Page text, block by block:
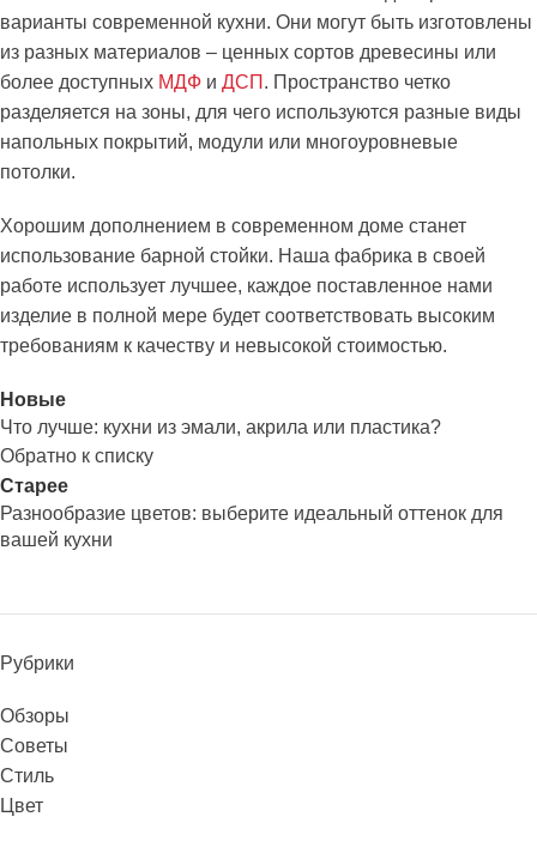
варианты современной кухни. Они могут быть изготовлены
из разных материалов – ценных сортов древесины или
более доступных МДФ и ДСП . Пространство четко
разделяется на зоны, для чего используются разные виды
напольных покрытий, модули или многоуровневые
потолки.
Хорошим дополнением в современном доме станет
использование барной стойки. Наша фабрика в своей
работе использует лучшее, каждое поставленное нами
изделие в полной мере будет соответствовать высоким
требованиям к качеству и невысокой стоимостью.
Новые
Что лучше: кухни из эмали, акрила или пластика?
Обратно к списку
Старее
Разнообразие цветов: выберите идеальный оттенок для
вашей кухни
Рубрики
Обзоры
Советы
Стиль
Цвет